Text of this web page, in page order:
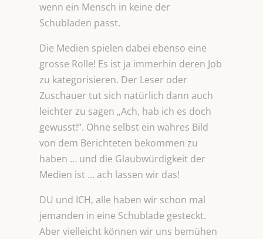
wenn ein Mensch in keine der
Schubladen passt.
Die Medien spielen dabei ebenso eine
grosse Rolle! Es ist ja immerhin deren Job
zu kategorisieren. Der Leser oder
Zuschauer tut sich natürlich dann auch
leichter zu sagen „Ach, hab ich es doch
gewusst!“. Ohne selbst ein wahres Bild
von dem Berichteten bekommen zu
haben … und die Glaubwürdigkeit der
Medien ist … ach lassen wir das!
DU und ICH, alle haben wir schon mal
jemanden in eine Schublade gesteckt.
Aber vielleicht können wir uns bemühen